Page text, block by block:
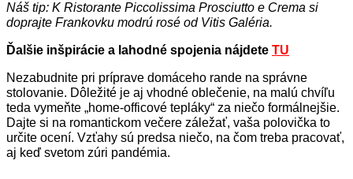
Náš tip: K Ristorante Piccolissima Prosciutto e Crema si
doprajte Frankovku modrú rosé od Vitis Galéria.
Ďalšie inšpirácie a lahodné spojenia nájdete TU
Nezabudnite pri príprave domáceho rande na správne
stolovanie. Dôležité je aj vhodné oblečenie, na malú chvíľu
teda vymeňte „home-officové tepláky“ za niečo formálnejšie.
Dajte si na romantickom večere záležať, vaša polovička to
určite ocení. Vzťahy sú predsa niečo, na čom treba pracovať,
aj keď svetom zúri pandémia.